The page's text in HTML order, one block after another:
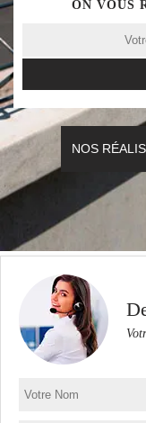
ON VOUS
NOS